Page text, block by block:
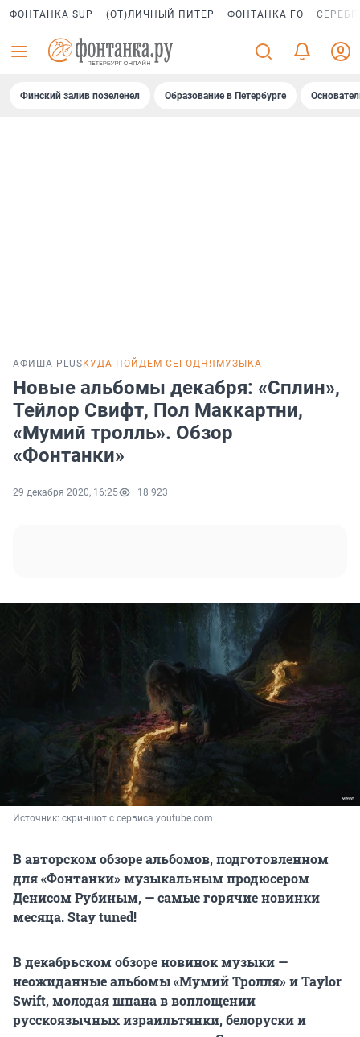
ФОНТАНКА SUP (ОТ)ЛИЧНЫЙ ПИТЕР ФОНТАНКА ГО
Финский залив позеленел Образование в Петербурге
АФИША PLUS КУДА ПОЙДЕМ СЕГОДНЯ МУЗЫКА
Новые альбомы декабря: «Сплин»,
Тейлор Свифт, Пол Маккартни,
«Мумий тролль». Обзор
«Фонтанки»
29 декабря 2020, 16:25 18 923
Источник: скриншот с сервиса youtube.com
В авторском обзоре альбомов, подготовленном
для «Фонтанки» музыкальным продюсером
Денисом Рубиным, — самые горячие новинки
месяца. Stay tuned!
В декабрьском обзоре новинок музыки —
неожиданные альбомы «Мумий Тролля» и Taylor
Swift, молодая шпана в воплощении
русскоязычных израильтянки, белоруски и